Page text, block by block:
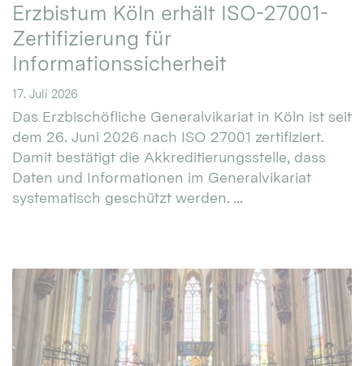
Erzbistum Köln erhält ISO-27001-
Zertifizierung für
Informationssicherheit
17. Juli 2026
Das Erzbischöfliche Generalvikariat in Köln ist seit
dem 26. Juni 2026 nach ISO 27001 zertifiziert.
Damit bestätigt die Akkreditierungsstelle, dass
Daten und Informationen im Generalvikariat
systematisch geschützt werden. ...